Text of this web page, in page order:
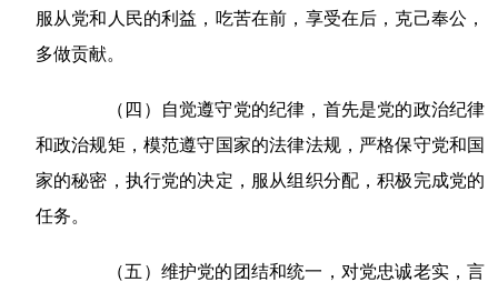
服从党和人民的利益，吃苦在前，享受在后，克己奉公，
多做贡献。
（四）自觉遵守党的纪律，首先是党的政治纪律
和政治规矩，模范遵守国家的法律法规，严格保守党和国
家的秘密，执行党的决定，服从组织分配，积极完成党的
任务。
（五）维护党的团结和统一，对党忠诚老实，言